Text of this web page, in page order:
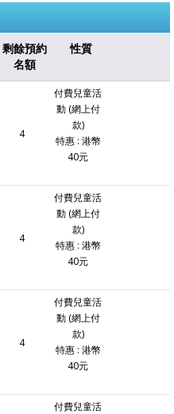
剩餘預約
名額
性質
4
付費兒童活
動 (網上付
款)
特惠 : 港幣
40元
4
付費兒童活
動 (網上付
款)
特惠 : 港幣
40元
4
付費兒童活
動 (網上付
款)
特惠 : 港幣
40元
付費兒童活